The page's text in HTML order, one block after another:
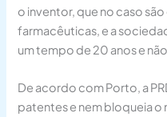
o inventor, que no caso
farmacêuticas, e a
um tempo de 20 anos e
De acordo com Porto, a
patentes e nem bloqueia